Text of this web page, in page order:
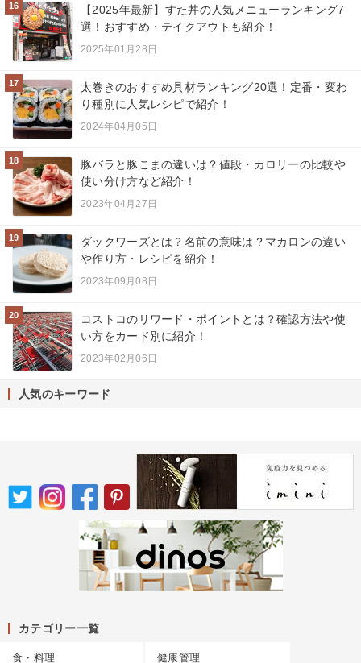
16
【2025年最新】すた丼の人気メニューランキング7
選！おすすめ・テイクアウトも紹介！
2025年01月28日
17
太巻きのおすすめ具材ランキング20選！定番・変わ
り種別に人気レシピで紹介！
2024年04月05日
18
豚バラと豚こまの違いは？値段・カロリーの比較や
使い分け方など紹介！
2023年04月27日
19
ダックワーズとは？名前の意味は？マカロンの違い
や作り方・レシピを紹介！
2023年09月08日
20
コストコのリワード・ポイントとは？確認方法や使
い方をカード別に紹介！
2023年02月06日
人気のキーワード
カテゴリー一覧
食・料理 健康管理